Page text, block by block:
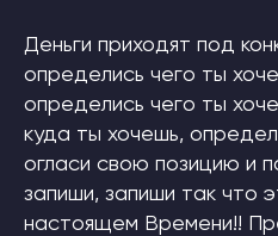
Деньги приходят под
определись чего ты
определись чего ты
куда ты хочешь,
огласи свою позицию и
запиши, запиши так что
настоящем Времени!!